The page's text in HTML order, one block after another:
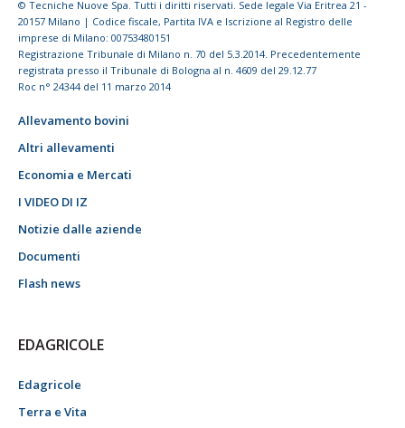
© Tecniche Nuove Spa. Tutti i diritti riservati. Sede legale Via Eritrea 21 -
20157 Milano | Codice fiscale, Partita IVA e Iscrizione al Registro delle
imprese di Milano: 00753480151
Registrazione Tribunale di Milano n. 70 del 5.3.2014. Precedentemente
registrata presso il Tribunale di Bologna al n. 4609 del 29.12.77
Roc n° 24344 del 11 marzo 2014
Allevamento bovini
Altri allevamenti
Economia e Mercati
I VIDEO DI IZ
Notizie dalle aziende
Documenti
Flash news
EDAGRICOLE
Edagricole
Terra e Vita